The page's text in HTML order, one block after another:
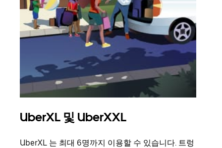
UberXL 및 UberXXL
UberXL 는 최대 6명까지 이용할 수 있습니다. 트렁